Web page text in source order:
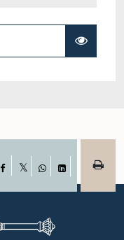
Facebook
WhatsAppLinkedIn